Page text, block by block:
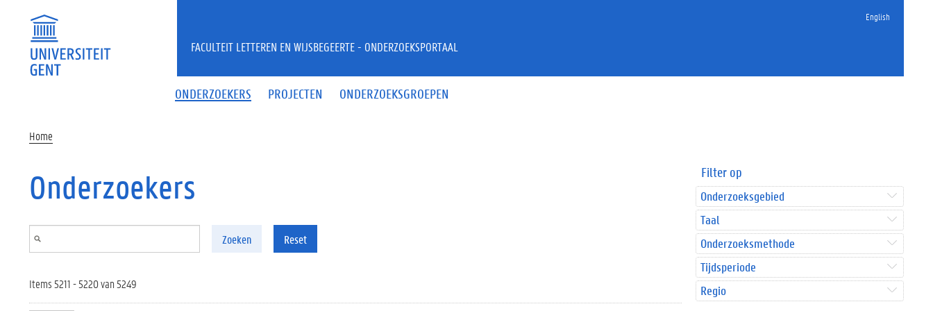
English
ONDERZOEKERS PROJECTEN ONDERZOEKSGROEPEN
FACULTEIT LETTEREN EN WIJSBEGEERTE - ONDERZOEKSPORTAAL
Home
Onderzoekers
Zoeken Reset
Items 5211 - 5220 van 5249
Filter op
Onderzoeksgebied
Taal
Onderzoeksmethode
Tijdsperiode
Regio